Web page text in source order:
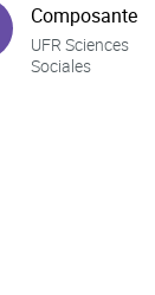
Composante
UFR Sciences
Sociales